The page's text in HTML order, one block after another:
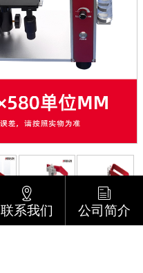
联系我们 公司简介